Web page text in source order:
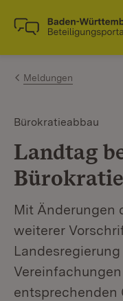
Zum Inhalt
Link zur Startseite
Meldungen
Bürokratieabbau
Landtag
Mit Änderungen
weiterer
entsprechenden